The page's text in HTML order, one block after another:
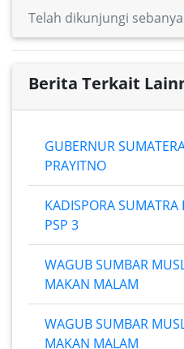
Telah dikunjungi
Berita Terkait
GUBERNUR
PRAYITNO
KADISPORA SUMATRA
PSP 3
WAGUB SUMBAR
MAKAN MALAM
WAGUB SUMBAR
MAKAN MALAM